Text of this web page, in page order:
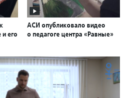
его
АСИ опубликовало видео
о педагоге центра «Равные»